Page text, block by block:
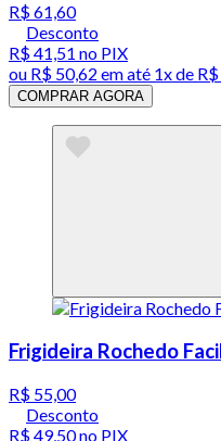
R$ 61,60
Desconto
R$ 41,51 no PIX
ou R$ 50,62 em até 1x de
COMPRAR AGORA
Frigideira Rochedo
R$ 55,00
Desconto
R$ 49,50no PIX